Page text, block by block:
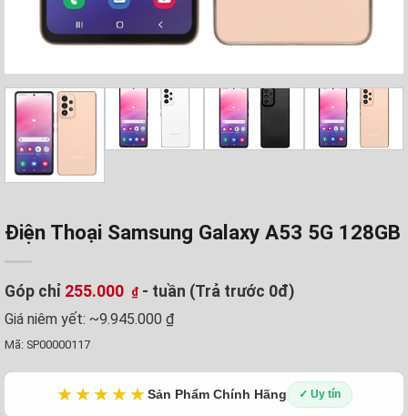
Điện Thoại Samsung Galaxy A53 5G 128GB
Góp chỉ 255.000 ₫ - tuần (Trả trước 0đ)
Giá niêm yết: ~9.945.000 ₫
Mã: SP00000117
★★★★★Sản Phẩm Chính Hãng ✓ Uy tín